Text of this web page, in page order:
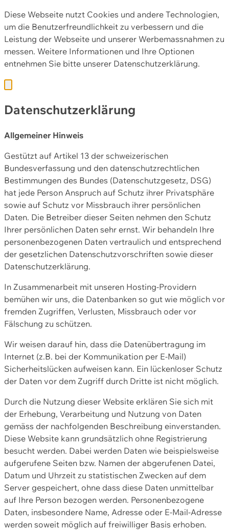
Diese Webseite nutzt Cookies und andere Technologien,
um die Benutzerfreundlichkeit zu verbessern und die
Leistung der Webseite und unserer Werbemassnahmen zu
messen. Weitere Informationen und Ihre Optionen
entnehmen Sie bitte unserer Datenschutzerklärung.
Datenschutzerklärung
Allgemeiner Hinweis
Gestützt auf Artikel 13 der schweizerischen
Bundesverfassung und den datenschutzrechtlichen
Bestimmungen des Bundes (Datenschutzgesetz, DSG)
hat jede Person Anspruch auf Schutz ihrer Privatsphäre
sowie auf Schutz vor Missbrauch ihrer persönlichen
Daten. Die Betreiber dieser Seiten nehmen den Schutz
Ihrer persönlichen Daten sehr ernst. Wir behandeln Ihre
personenbezogenen Daten vertraulich und entsprechend
der gesetzlichen Datenschutzvorschriften sowie dieser
Datenschutzerklärung.
In Zusammenarbeit mit unseren Hosting-Providern
bemühen wir uns, die Datenbanken so gut wie möglich vor
fremden Zugriffen, Verlusten, Missbrauch oder vor
Fälschung zu schützen.
Wir weisen darauf hin, dass die Datenübertragung im
Internet (z.B. bei der Kommunikation per E-Mail)
Sicherheitslücken aufweisen kann. Ein lückenloser Schutz
der Daten vor dem Zugriff durch Dritte ist nicht möglich.
Durch die Nutzung dieser Website erklären Sie sich mit
der Erhebung, Verarbeitung und Nutzung von Daten
gemäss der nachfolgenden Beschreibung einverstanden.
Diese Website kann grundsätzlich ohne Registrierung
besucht werden. Dabei werden Daten wie beispielsweise
aufgerufene Seiten bzw. Namen der abgerufenen Datei,
Datum und Uhrzeit zu statistischen Zwecken auf dem
Server gespeichert, ohne dass diese Daten unmittelbar
auf Ihre Person bezogen werden. Personenbezogene
Daten, insbesondere Name, Adresse oder E-Mail-Adresse
werden soweit möglich auf freiwilliger Basis erhoben.